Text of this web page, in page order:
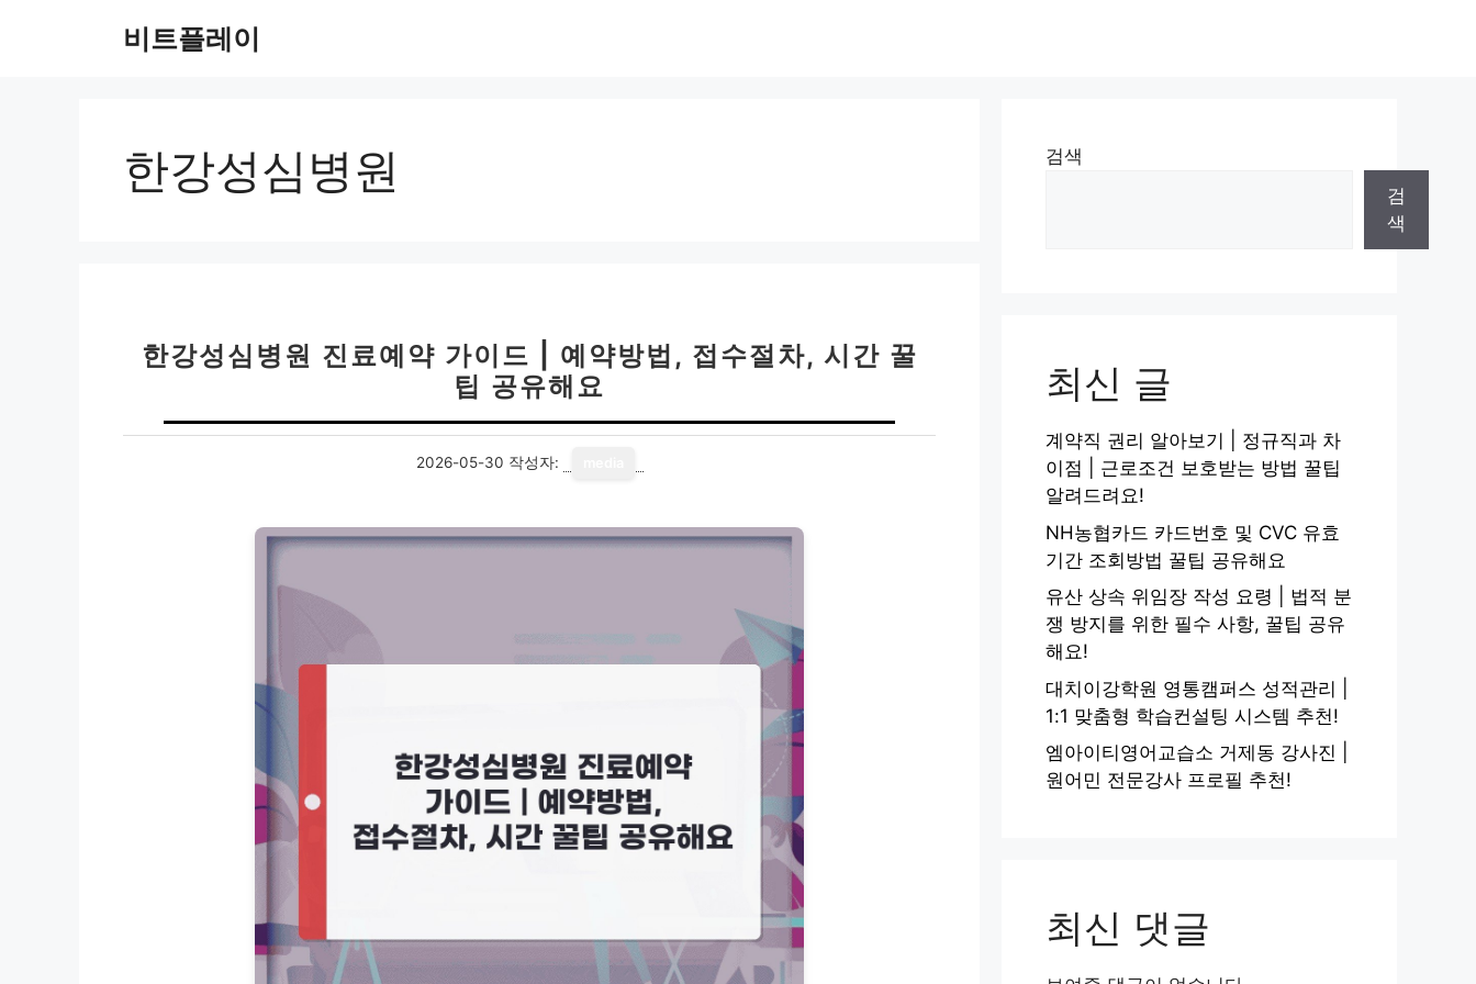
비트플레이
한강성심병원
한강성심병원 진료예약 가이드 | 예약방법, 접수절차, 시간 꿀
팁 공유해요
2026-05-30 작성자:
검색
검
색
최신 글
계약직 권리 알아보기 | 정규직과 차
이점 | 근로조건 보호받는 방법 꿀팁
알려드려요!
NH농협카드 카드번호 및 CVC 유효
기간 조회방법 꿀팁 공유해요
유산 상속 위임장 작성 요령 | 법적 분
쟁 방지를 위한 필수 사항, 꿀팁 공유
해요!
대치이강학원 영통캠퍼스 성적관리 |
1:1 맞춤형 학습컨설팅 시스템 추천!
엠아이티영어교습소 거제동 강사진 |
원어민 전문강사 프로필 추천!
최신 댓글